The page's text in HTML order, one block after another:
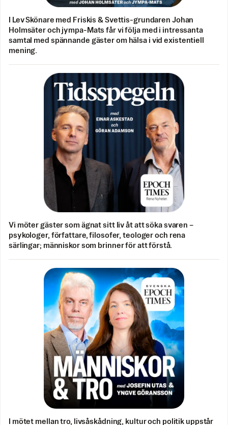
I Lev Skönare med Friskis & Svettis-grundaren Johan
Holmsäter och jympa-Mats får vi följa med i intressanta
samtal med spännande gäster om hälsa i vid existentiell
mening.
Vi möter gäster som ägnat sitt liv åt att söka svaren –
psykologer, författare, filosofer, teologer och rena
särlingar; människor som brinner för att förstå.
I mötet mellan tro, livsåskådning, kultur och politik uppstår